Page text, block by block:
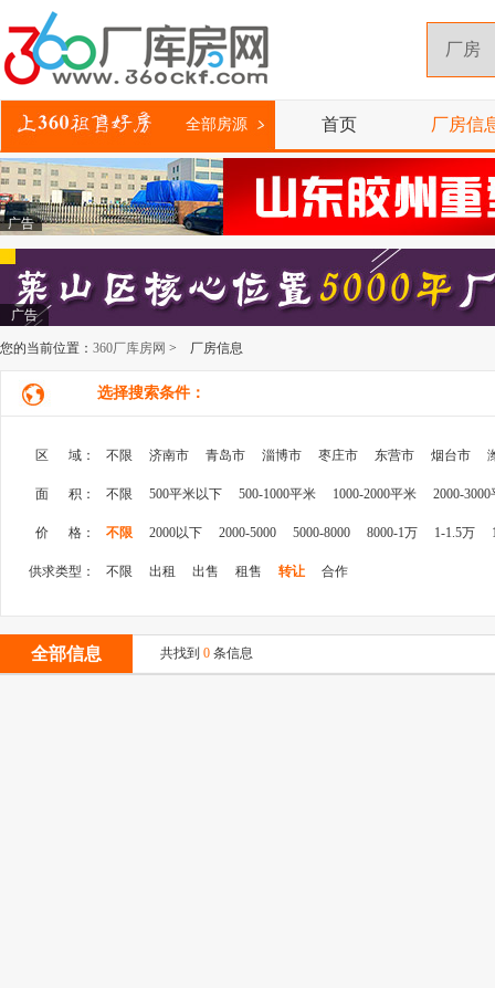
全部房源 首页 厂房信
广告
广告
您的当前位置： 360厂库房网 > 厂房信息
选择搜索条件：
区 域： 不限 济南市 青岛市 淄博市 枣庄市 东营市 烟台市
面 积： 不限 500平米以下 500-1000平米 1000-2000平米 2000-3000
价 格： 不限 2000以下 2000-5000 5000-8000 8000-1万 1-1.5万
供求类型： 不限 出租 出售 租售 转让 合作
全部信息 共找到 0 条信息